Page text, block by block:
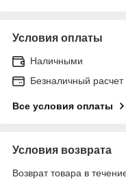
Условия оплаты
Наличными
Безналичный расчет
Все условия оплаты
Условия возврата
Возврат товара в